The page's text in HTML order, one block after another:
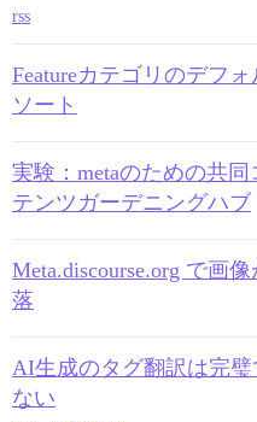
rss
Featureカテゴリのデフォ
ソート
実験：metaのための共同
テンツガーデニングハブ
Meta.discourse.org で画像
落
AI生成のタグ翻訳は完璧
ない